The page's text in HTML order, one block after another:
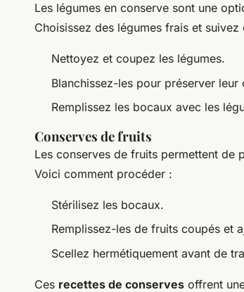
Les légumes en conserve sont une
Choisissez des légumes frais et suivez
Nettoyez et coupez les légumes.
Blanchissez-les pour préserver leur
Remplissez les bocaux avec les
Conserves de fruits
Les conserves de fruits permettent
Voici comment procéder :
Stérilisez les bocaux.
Remplissez-les de fruits coupés et
Scellez hermétiquement avant de
Ces recettes de conserves offrent